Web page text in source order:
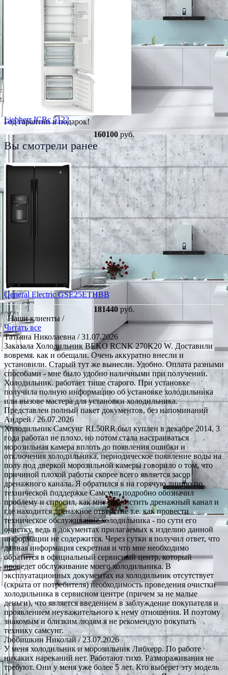
Год гарантии в подарок!
Liebherr ICBc 5122
160100руб.
Вы смотрели ранее
General Electric GSE25ETHBB
181440 руб.
Наши клиенты /
Читать все
Татьяна Николаевна / 31.07.2026
Заказала Холодильник BEKO RCNK 270K20 W. Доставили
вовремя. как и обещали. Очень аккуратно внесли и
установили. Старый тут же вынесли. Удобно. Оплата разными
способами - мне было удобно наличными при получении.
Холодильник. работает тише старого. При установке
получила полную информацию об установке холодильника
или вызове мастера для установки холодильника.
Представлен полный пакет документов, без напоминаний
Андрей/ 26.07.2026
Холодильник Самсунг RL50RR был куплен в декабре 2014, 3
года работал не плохо, но потом стала настраиваться
морозильная камера вплоть до появления ошибки и
отключения холодильника, периодическое появление воды на
полу под дверкой морозильной камеры говорило о том, что
причиной плохой работы скорее всего является засор
дренажного канала. Я обратился в на горячую линию по
технической поддержке Самсунг, подробно обозначил
проблему и спросил, как мне прочистить дренажный канал и
где находится дренажное отверстие т.е. как провести
техническое обслуживание холодильника - по сути его
очистку, ведь в документах прилагаемых к изделию данной
информации не содержится. Через сутки я получил ответ, что
данная информация секретная и что мне необходимо
обратится в официальный сервисный центр, который
проведет обслуживание моего холодильника. В
эксплуатационных документах на холодильник отсутствует
(скрыта от потребителя) необходимость проведения очистки
холодильника в сервисном центре (причем за не малые
деньги), что является введением в заблуждение покупателя и
проявлением неуважительного к нему отношения. И поэтому
знакомым и близким людям я не рекомендую покупать
технику самсунг.
Любишкин Николай/ 23.07.2026
У меня холодильник и морозильник Либхерр. По работе
никаких нареканий нет. Работают тихо. Размораживания не
требуют. Они у меня уже более 5 лет. Кто выберет эту модель